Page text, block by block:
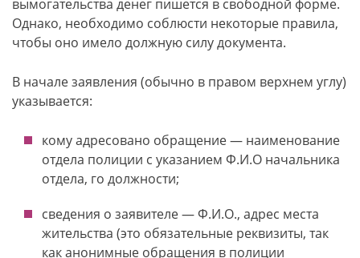
вымогательства денег пишется в свободной форме.
Однако, необходимо соблюсти некоторые правила,
чтобы оно имело должную силу документа.
В начале заявления (обычно в правом верхнем углу)
указывается:
кому адресовано обращение — наименование
отдела полиции с указанием Ф.И.О начальника
отдела, го должности;
сведения о заявителе — Ф.И.О., адрес места
жительства (это обязательные реквизиты, так
как анонимные обращения в полиции